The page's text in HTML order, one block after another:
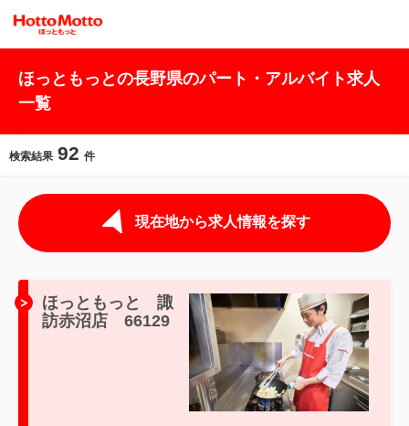
ほっともっとの長野県のパート・アルバイト求人
一覧
検索結果 92 件
現在地から求人情報を探す
ほっともっと 諏
訪赤沼店 66129